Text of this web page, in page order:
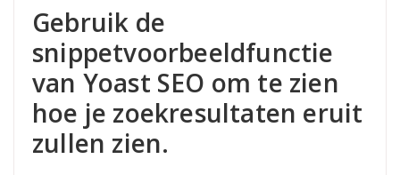
Gebruik de
snippetvoorbeeldfunctie
van Yoast SEO om te zien
hoe je zoekresultaten eruit
zullen zien.